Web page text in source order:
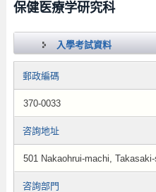
保健医療学研究科
入學考試資料
郵政編碼
370-0033
咨詢地址
501 Nakaohrui-machi,
咨詢部門